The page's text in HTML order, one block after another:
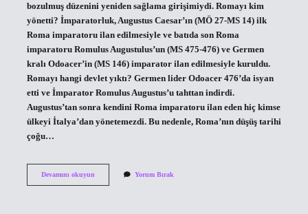
bozulmuş düzenini yeniden sağlama girişimiydi. Romayı kim
yönetti? İmparatorluk, Augustus Caesar’ın (MÖ 27-MS 14) ilk
Roma imparatoru ilan edilmesiyle ve batıda son Roma
imparatoru Romulus Augustulus’un (MS 475-476) ve Germen
kralı Odoacer’in (MS 146) imparator ilan edilmesiyle kuruldu.
Romayı hangi devlet yıktı? Germen lider Odoacer 476’da isyan
etti ve İmparator Romulus Augustus’u tahttan indirdi.
Augustus’tan sonra kendini Roma imparatoru ilan eden hiç kimse
ülkeyi İtalya’dan yönetemezdi. Bu nedenle, Roma’nın düşüş tarihi
çoğu…
Devamını okuyunTarih
Yorum Bırak